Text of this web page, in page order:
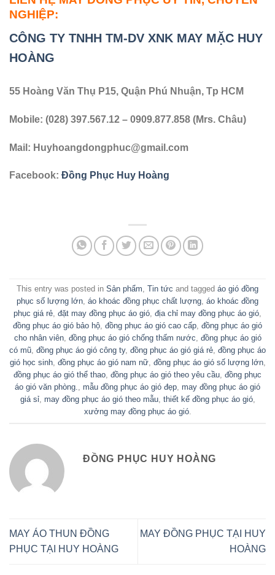
NGHIỆP:
CÔNG TY TNHH TM-DV XNK MAY MẶC HUY
HOÀNG
55 Hoàng Văn Thụ P15, Quận Phú Nhuận, Tp HCM
Mobile: (028) 397.567.12 – 0909.877.858 (Mrs. Châu)
Mail: Huyhoangdongphuc@gmail.com
Facebook: Đồng Phục Huy Hoàng
This entry was posted in Sản phẩm, Tin tức and tagged áo gió đồng
phục số lượng lớn, áo khoác đồng phục chất lượng, áo khoác đồng
phục giá rẻ, đặt may đồng phục áo gió, địa chỉ may đồng phục áo gió,
đồng phục áo gió bảo hộ, đồng phục áo gió cao cấp, đồng phục áo gió
cho nhân viên, đồng phục áo gió chống thấm nước, đồng phục áo gió
có mũ, đồng phục áo gió công ty, đồng phục áo gió giá rẻ, đồng phục áo
gió học sinh, đồng phục áo gió nam nữ, đồng phục áo gió số lượng lớn,
đồng phục áo gió thể thao, đồng phục áo gió theo yêu cầu, đồng phục
áo gió văn phòng., mẫu đồng phục áo gió đẹp, may đồng phục áo gió
giá sỉ, may đồng phục áo gió theo mẫu, thiết kế đồng phục áo gió,
xưởng may đồng phục áo gió.
ĐỒNG PHỤC HUY HOÀNG
MAY ÁO THUN ĐỒNG
PHỤC TẠI HUY HOÀNG
MAY ĐỒNG PHỤC TẠI HUY
HOÀNG